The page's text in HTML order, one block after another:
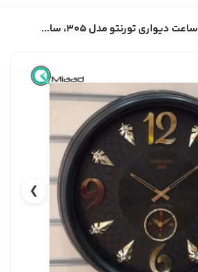
ساعت دیواری تورنتو مدل 305، سا...
❯